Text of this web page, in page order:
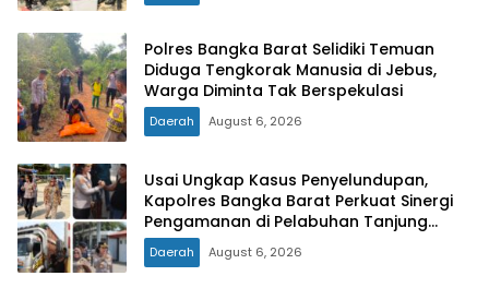
Polres Bangka Barat Selidiki Temuan
Diduga Tengkorak Manusia di Jebus,
Warga Diminta Tak Berspekulasi
Daerah August 6, 2026
Usai Ungkap Kasus Penyelundupan,
Kapolres Bangka Barat Perkuat Sinergi
Pengamanan di Pelabuhan Tanjung
Kalian
Daerah August 6, 2026